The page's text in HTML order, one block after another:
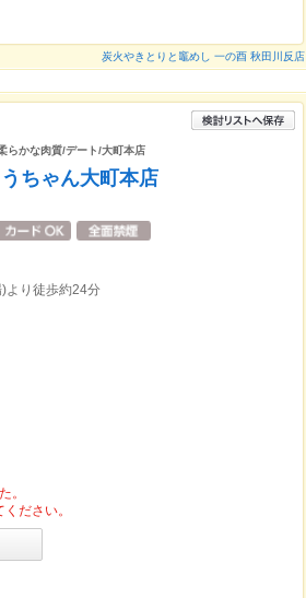
炭火やきとりと竈めし 一の酉 秋田川反店
らかな肉質/デート/大町本店
ちゃん大町本店
より徒歩約24分
。
ださい。